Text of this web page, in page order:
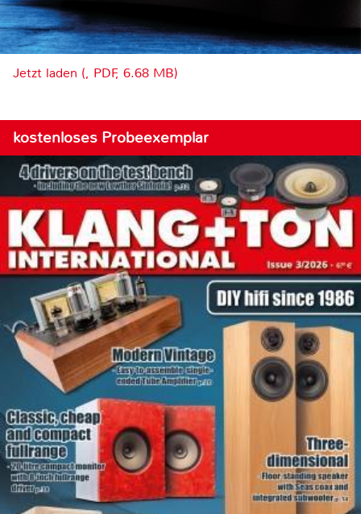
Jetzt laden (, PDF, 6.68 MB)
kostenloses Probeexemplar